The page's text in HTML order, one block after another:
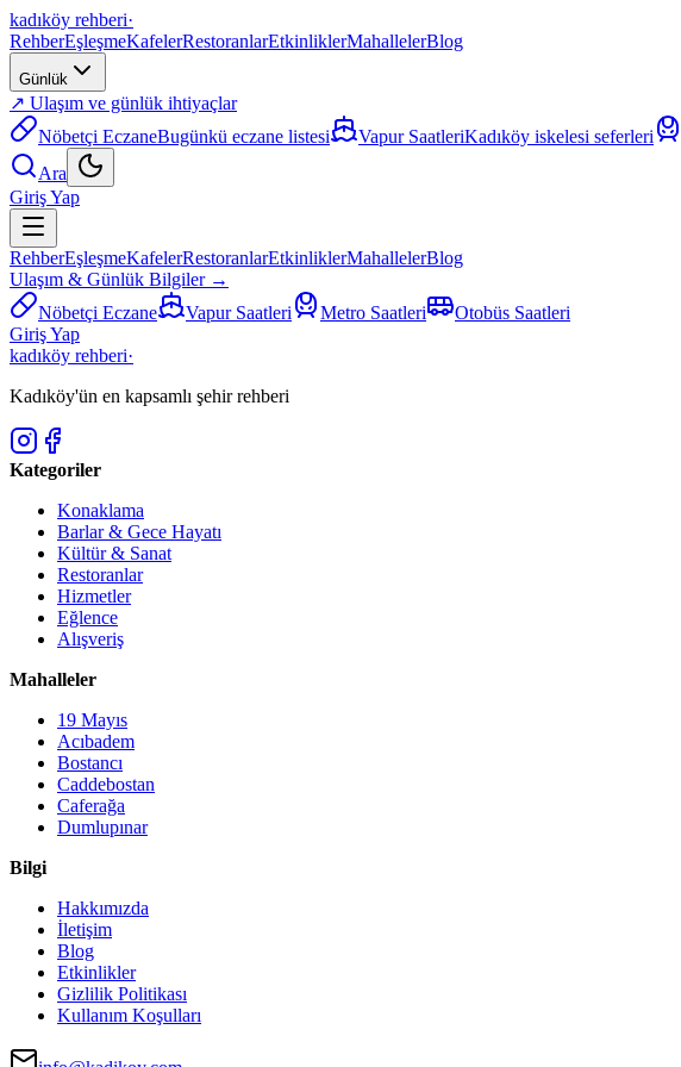
kadıköy rehberi·
RehberEşleşmeKafelerRestoranlarEtkinliklerMahallelerBlog
Günlük
↗ Ulaşım ve günlük ihtiyaçlar
Nöbetçi EczaneBugünkü eczane listesi Vapur SaatleriKadıköy iskelesi seferleri
Ara
Giriş Yap
RehberEşleşmeKafelerRestoranlarEtkinliklerMahallelerBlog
Ulaşım & Günlük Bilgiler →
Nöbetçi Eczane
Vapur Saatleri Metro Saatleri
Otobüs Saatleri
Giriş Yap
kadıköy rehberi·
Kadıköy'ün en kapsamlı şehir rehberi
Kategoriler
Konaklama
Barlar & Gece Hayatı
Kültür & Sanat
Restoranlar
Hizmetler
Eğlence
Alışveriş
Mahalleler
19 Mayıs
Acıbadem
Bostancı
Caddebostan
Caferağa
Dumlupınar
Bilgi
Hakkımızda
İletişim
Blog
Etkinlikler
Gizlilik Politikası
Kullanım Koşulları